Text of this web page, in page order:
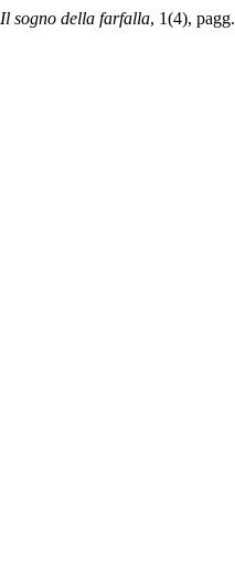
Il sogno della farfalla, 1(4),